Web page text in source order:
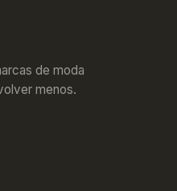
de moda
menos.